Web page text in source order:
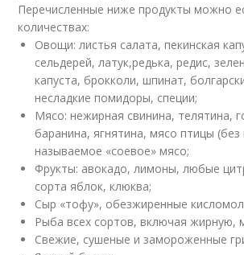
Перечисленные ниже продукты можно
количествах:
Овощи: листья салата, пекинская
сельдерей, латук,редька, редис,
капуста, брокколи, шпинат,
несладкие помидоры, специи;
Мясо: нежирная свинина, телятина,
баранина, ягнятина, мясо птицы
называемое «соевое» мясо;
Фрукты: авокадо, лимоны, любые
сорта яблок, клюква;
Сыр «тофу», обезжиренные
Рыба всех сортов, включая жирную,
Свежие, сушеные и замороженные